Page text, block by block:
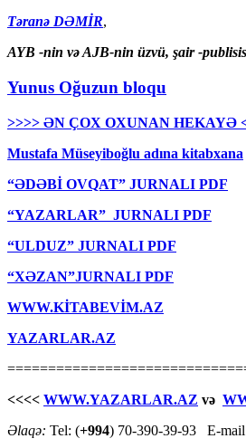
Təranə DƏMİR,
AYB -nin və AJB-nin üzvü, şair -
Yunus Oğuzun bloqu
>>>> ƏN ÇOX OXUNAN HEKAYƏ
Mustafa Müseyiboğlu adına kitabxana
“ƏDƏBİ OVQAT” JURNALI PDF
“YAZARLAR” JURNALI PDF
“ULDUZ” JURNALI PDF
“XƏZAN”JURNALI PDF
WWW.KİTABEVİM.AZ
YAZARLAR.AZ
<<<< WWW.YAZARLAR.AZ və
Əlaqə: Tel: (+994) 70-390-39-93 E-